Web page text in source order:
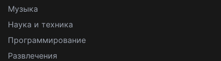
Музыка
Наука и техника
Программирование
Развлечения